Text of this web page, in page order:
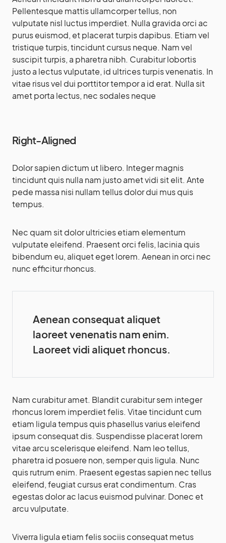
Pellentesque mattis ullamcorper tellus, non
vulputate nisl luctus imperdiet. Nulla gravida orci ac
purus euismod, et placerat turpis dapibus. Etiam vel
tristique turpis, tincidunt cursus neque. Nam vel
suscipit turpis, a pharetra nibh. Curabitur lobortis
justo a lectus vulputate, id ultrices turpis venenatis. In
vitae risus vel dui porttitor tempor a id erat. Nulla sit
amet porta lectus, nec sodales neque
Right-Aligned
Dolor sapien dictum ut libero. Integer magnis
tincidunt quis nulla nam justo amet vidi sit elit. Ante
pede massa nisi nullam tellus dolor dui mus quis
tempus.
Nec quam sit dolor ultricies etiam elementum
vulputate eleifend. Praesent orci felis, lacinia quis
bibendum eu, aliquet eget lorem. Aenean in orci nec
nunc efficitur rhoncus.
Aenean consequat aliquet
laoreet venenatis nam enim.
Laoreet vidi aliquet rhoncus.
Nam curabitur amet. Blandit curabitur sem integer
rhoncus lorem imperdiet felis. Vitae tincidunt cum
etiam ligula tempus quis phasellus varius eleifend
ipsum consequat dis. Suspendisse placerat lorem
vitae arcu scelerisque eleifend. Nam leo tellus,
pharetra id posuere non, semper quis ligula. Nunc
quis rutrum enim. Praesent egestas sapien nec tellus
eleifend, feugiat cursus erat condimentum. Cras
egestas dolor ac lacus euismod pulvinar. Donec et
arcu vulputate.
Viverra ligula etiam felis sociis consequat metus